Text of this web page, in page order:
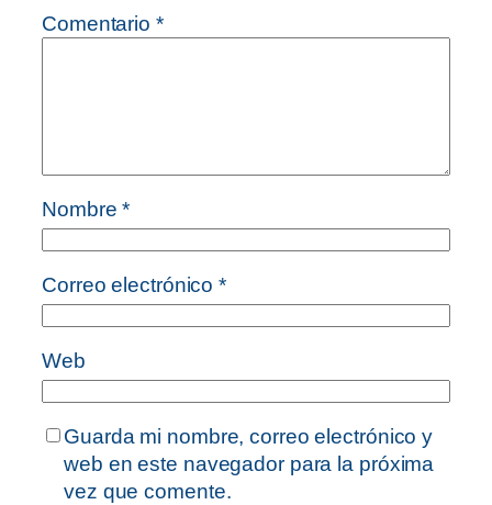
Comentario *
Nombre*
Correo electrónico*
Web
Guarda mi nombre, correo electrónico y
web en este navegador para la próxima
vez que comente.